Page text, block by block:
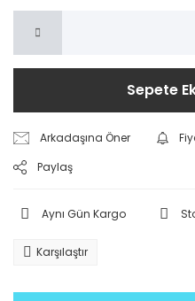
Sepete
Arkadaşına Öner
Paylaş
Aynı Gün Kargo
Karşılaştır